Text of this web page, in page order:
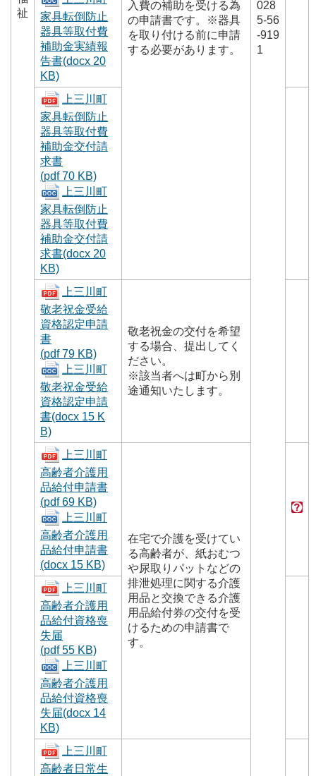
祉
028
5-56
-919
1
入費の補助を受ける為
の申請書です。※器具
を取り付ける前に申請
する必要があります。
家具転倒防止
器具等取付費
補助金実績報
告書(docx 20
KB)
上三川町
家具転倒防止
器具等取付費
補助金交付請
求書
(pdf 70 KB)
上三川町
家具転倒防止
器具等取付費
補助金交付請
求書(docx 20
KB)
上三川町
敬老祝金受給
資格認定申請
書
(pdf 79 KB)
上三川町
敬老祝金受給
資格認定申請
書(docx 15 K
B)
敬老祝金の交付を希望
する場合、提出してく
ださい。
※該当者へは町から別
途通知いたします。
上三川町
高齢者介護用
品給付申請書
(pdf 69 KB)
上三川町
高齢者介護用
品給付申請書
(docx 15 KB)
在宅で介護を受けてい
る高齢者が、紙おむつ
や尿取りパットなどの
排泄処理に関する介護
用品と交換できる介護
用品給付券の交付を受
けるための申請書で
す。
上三川町
高齢者介護用
品給付資格喪
失届
(pdf 55 KB)
上三川町
高齢者介護用
品給付資格喪
失届(docx 14
KB)
上三川町
高齢者日常生